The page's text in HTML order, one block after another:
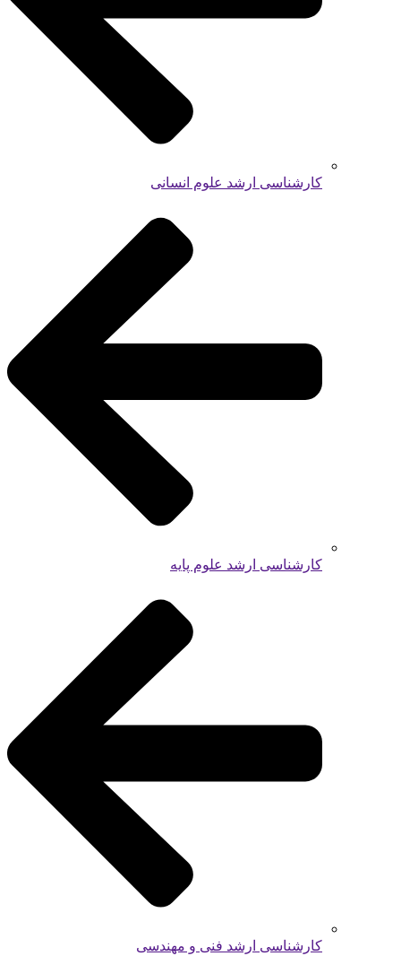
کارشناسی ارشد علوم انسانی
کارشناسی ارشد علوم پایه
کارشناسی ارشد فنی و مهندسی